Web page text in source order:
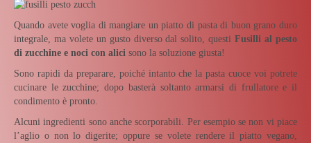
Quando avete voglia di mangiare un piatto di pasta di buon grano duro
integrale, ma volete un gusto diverso dal solito, questiFusilli al pesto
di zucchine e noci con alici sono la soluzione giusta!
Sono rapidi da preparare, poiché intanto che la pasta cuoce voi potrete
cucinare le zucchine; dopo basterà soltanto armarsi di frullatore e il
condimento è pronto.
Alcuni ingredienti sono anche scorporabili. Per esempio se non vi piace
l’aglio o non lo digerite; oppure se volete rendere il piatto vegano,